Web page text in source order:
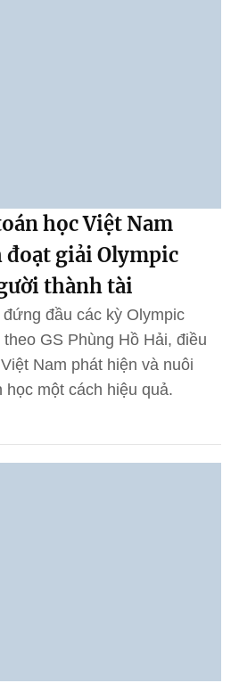
học Việt Nam
giải Olympic
thành tài
đầu các kỳ Olympic
GS Phùng Hồ Hải, điều
Nam phát hiện và nuôi
một cách hiệu quả.